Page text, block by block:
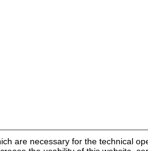
are necessary for the technical